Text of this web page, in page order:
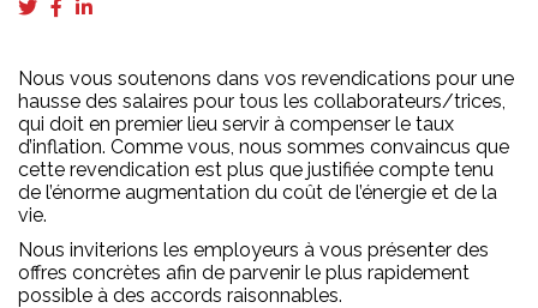
Nous vous soutenons dans vos revendications pour une
hausse des salaires pour tous les collaborateurs/trices,
qui doit en premier lieu servir à compenser le taux
d’inflation. Comme vous, nous sommes convaincus que
cette revendication est plus que justifiée compte tenu
de l’énorme augmentation du coût de l’énergie et de la
vie.
Nous inviterions les employeurs à vous présenter des
offres concrètes afin de parvenir le plus rapidement
possible à des accords raisonnables.